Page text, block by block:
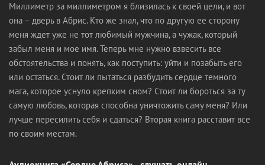
Миллиметр за миллиметром я близилась к своей цели, и вот
она – дверь в Абрис. Кто же знал, что по другую ее сторону
меня ждет уже не тот любимый мужчина, а чужак, который
забыл меня и мое имя. Теперь мне нужно взвесить все
обстоятельства и понять, как поступить: уйти и позабыть его
или остаться. Стоит ли пытаться разбудить сердце темного
мага, которое уснуло крепким сном? Стоит ли бороться за ту
самую любовь, которая способна уничтожить саму меня? Или
лучше пересилить себя и сдаться? Вторая книга расставит все
по своим местам.